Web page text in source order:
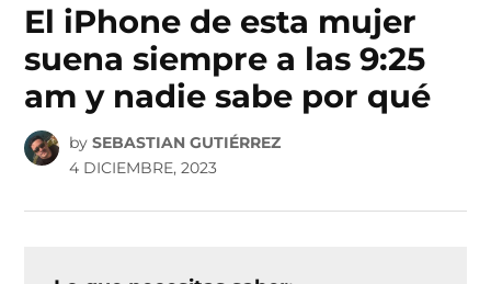
El iPhone de esta mujer
suena siempre a las 9:25
am y nadie sabe por qué
by SEBASTIAN GUTIÉRREZ
4 DICIEMBRE, 2023